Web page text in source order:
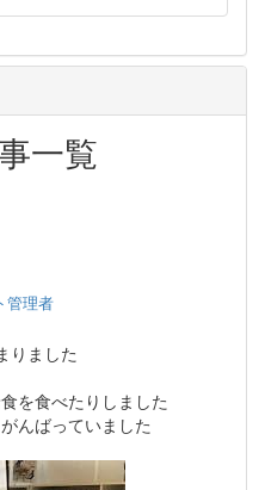
一覧
管理者
りました
を食べたりしました
んばっていました